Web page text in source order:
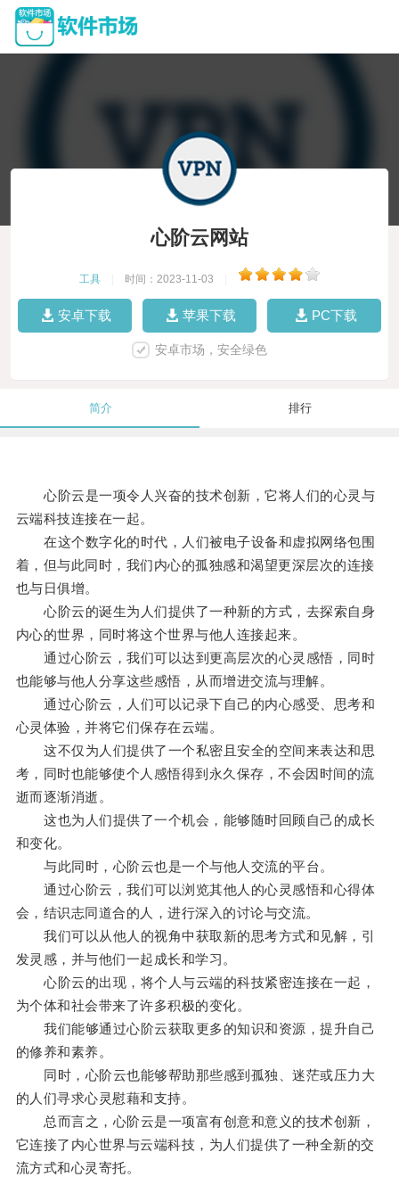
心阶云网站
工具 时间：2023-11-03
安卓下载 苹果下载 PC下载
安卓市场，安全绿色
简介 排行
心阶云是一项令人兴奋的技术创新，它将人们的心灵与
云端科技连接在一起。
在这个数字化的时代，人们被电子设备和虚拟网络包围
着，但与此同时，我们内心的孤独感和渴望更深层次的连接
也与日俱增。
心阶云的诞生为人们提供了一种新的方式，去探索自身
内心的世界，同时将这个世界与他人连接起来。
通过心阶云，我们可以达到更高层次的心灵感悟，同时
也能够与他人分享这些感悟，从而增进交流与理解。
通过心阶云，人们可以记录下自己的内心感受、思考和
心灵体验，并将它们保存在云端。
这不仅为人们提供了一个私密且安全的空间来表达和思
考，同时也能够使个人感悟得到永久保存，不会因时间的流
逝而逐渐消逝。
这也为人们提供了一个机会，能够随时回顾自己的成长
和变化。
与此同时，心阶云也是一个与他人交流的平台。
通过心阶云，我们可以浏览其他人的心灵感悟和心得体
会，结识志同道合的人，进行深入的讨论与交流。
我们可以从他人的视角中获取新的思考方式和见解，引
发灵感，并与他们一起成长和学习。
心阶云的出现，将个人与云端的科技紧密连接在一起，
为个体和社会带来了许多积极的变化。
我们能够通过心阶云获取更多的知识和资源，提升自己
的修养和素养。
同时，心阶云也能够帮助那些感到孤独、迷茫或压力大
的人们寻求心灵慰藉和支持。
总而言之，心阶云是一项富有创意和意义的技术创新，
它连接了内心世界与云端科技，为人们提供了一种全新的交
流方式和心灵寄托。